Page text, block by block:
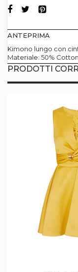
ANTEPRIMA
Kimono lungo con
Materiale: 50%
PRODOTTI